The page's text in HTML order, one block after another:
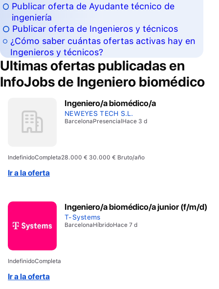
Publicar oferta de Ayudante técnico de
ingeniería
Publicar oferta de Ingenieros y técnicos
¿Cómo saber cuántas ofertas activas hay en
Ingenieros y técnicos?
Ultimas ofertas publicadas en
InfoJobs de Ingeniero biomédico
Ingeniero/a biomédico/a
NEWEYES TECH S.L.
BarcelonaPresencialHace 3 d
IndefinidoCompleta28.000 € 30.000 € Bruto/año
Ir a la oferta
Ingeniero/a biomédico/a junior (f/m/d)
T-Systems
BarcelonaHíbridoHace 7 d
IndefinidoCompleta
Ir a la oferta